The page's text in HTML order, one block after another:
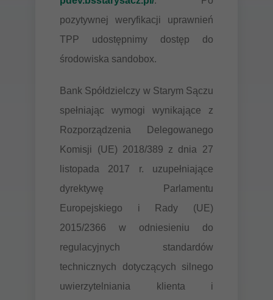
pozytywnej weryfikacji uprawnień
TPP udostępnimy dostęp do
środowiska sandobox.
Bank Spółdzielczy w Starym Sączu
spełniając wymogi wynikające z
Rozporządzenia Delegowanego
Komisji (UE) 2018/389 z dnia 27
listopada 2017 r. uzupełniające
dyrektywę Parlamentu
Europejskiego i Rady (UE)
2015/2366 w odniesieniu do
regulacyjnych standardów
technicznych dotyczących silnego
uwierzytelniania klienta i